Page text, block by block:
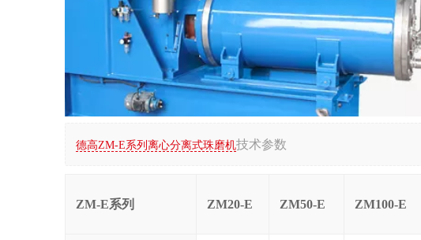
德高ZM-E系列离心分离式珠磨机技术参数
ZM-E系列 ZM20-E ZM50-E ZM100-E